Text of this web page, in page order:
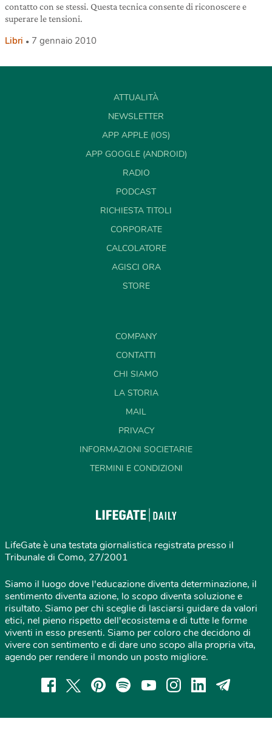
contatto con se stessi. Questa tecnica consente di riconoscere e
superare le tensioni.
Libri 7 gennaio 2010
ATTUALITÀ
NEWSLETTER
APP APPLE (IOS)
APP GOOGLE (ANDROID)
RADIO
PODCAST
RICHIESTA TITOLI
CORPORATE
CALCOLATORE
AGISCI ORA
STORE
COMPANY
CONTATTI
CHI SIAMO
LA STORIA
MAIL
PRIVACY
INFORMAZIONI SOCIETARIE
TERMINI E CONDIZIONI
LifeGate è una testata giornalistica registrata presso il
Tribunale di Como, 27/2001
Siamo il luogo dove l'educazione diventa determinazione, il
sentimento diventa azione, lo scopo diventa soluzione e
risultato. Siamo per chi sceglie di lasciarsi guidare da valori
etici, nel pieno rispetto dell'ecosistema e di tutte le forme
viventi in esso presenti. Siamo per coloro che decidono di
vivere con sentimento e di dare uno scopo alla propria vita,
agendo per rendere il mondo un posto migliore.